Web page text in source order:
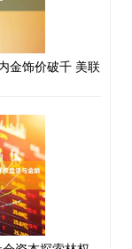
金饰价破千 美联